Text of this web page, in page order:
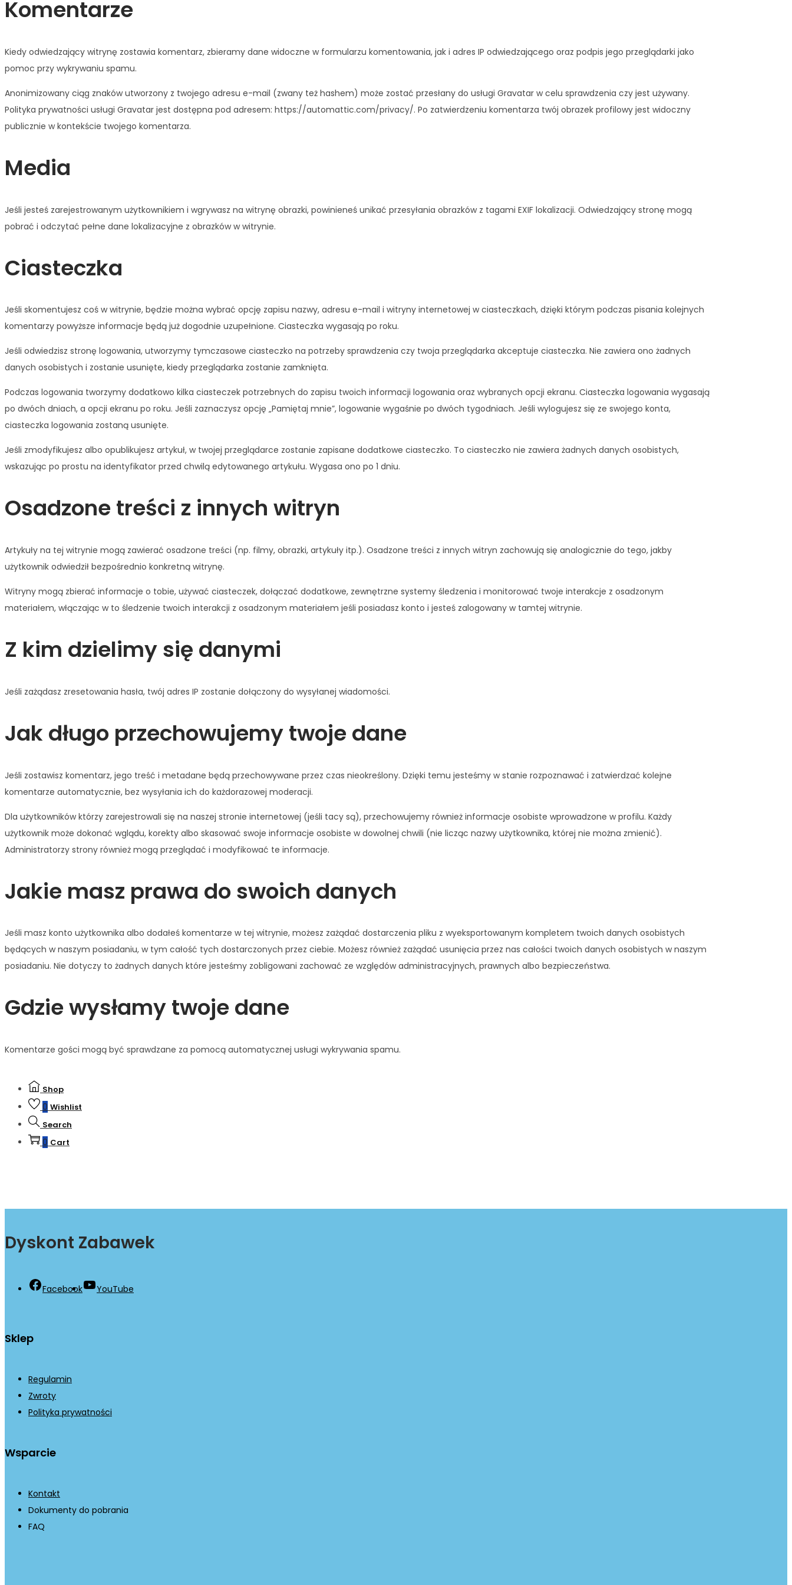
Komentarze
Kiedy odwiedzający witrynę zostawia komentarz, zbieramy dane widoczne w formularzu komentowania, jak i adres IP odwiedzającego oraz podpis jego przeglądarki jako
pomoc przy wykrywaniu spamu.
Anonimizowany ciąg znaków utworzony z twojego adresu e-mail (zwany też hashem) może zostać przesłany do usługi Gravatar w celu sprawdzenia czy jest używany.
Polityka prywatności usługi Gravatar jest dostępna pod adresem: https://automattic.com/privacy/. Po zatwierdzeniu komentarza twój obrazek profilowy jest widoczny
publicznie w kontekście twojego komentarza.
Media
Jeśli jesteś zarejestrowanym użytkownikiem i wgrywasz na witrynę obrazki, powinieneś unikać przesyłania obrazków z tagami EXIF lokalizacji. Odwiedzający stronę mogą
pobrać i odczytać pełne dane lokalizacyjne z obrazków w witrynie.
Ciasteczka
Jeśli skomentujesz coś w witrynie, będzie można wybrać opcję zapisu nazwy, adresu e-mail i witryny internetowej w ciasteczkach, dzięki którym podczas pisania kolejnych
komentarzy powyższe informacje będą już dogodnie uzupełnione. Ciasteczka wygasają po roku.
Jeśli odwiedzisz stronę logowania, utworzymy tymczasowe ciasteczko na potrzeby sprawdzenia czy twoja przeglądarka akceptuje ciasteczka. Nie zawiera ono żadnych
danych osobistych i zostanie usunięte, kiedy przeglądarka zostanie zamknięta.
Podczas logowania tworzymy dodatkowo kilka ciasteczek potrzebnych do zapisu twoich informacji logowania oraz wybranych opcji ekranu. Ciasteczka logowania wygasają
po dwóch dniach, a opcji ekranu po roku. Jeśli zaznaczysz opcję „Pamiętaj mnie”, logowanie wygaśnie po dwóch tygodniach. Jeśli wylogujesz się ze swojego konta,
ciasteczka logowania zostaną usunięte.
Jeśli zmodyfikujesz albo opublikujesz artykuł, w twojej przeglądarce zostanie zapisane dodatkowe ciasteczko. To ciasteczko nie zawiera żadnych danych osobistych,
wskazując po prostu na identyfikator przed chwilą edytowanego artykułu. Wygasa ono po 1 dniu.
Osadzone treści z innych witryn
Artykuły na tej witrynie mogą zawierać osadzone treści (np. filmy, obrazki, artykuły itp.). Osadzone treści z innych witryn zachowują się analogicznie do tego, jakby
użytkownik odwiedził bezpośrednio konkretną witrynę.
Witryny mogą zbierać informacje o tobie, używać ciasteczek, dołączać dodatkowe, zewnętrzne systemy śledzenia i monitorować twoje interakcje z osadzonym
materiałem, włączając w to śledzenie twoich interakcji z osadzonym materiałem jeśli posiadasz konto i jesteś zalogowany w tamtej witrynie.
Z kim dzielimy się danymi
Jeśli zażądasz zresetowania hasła, twój adres IP zostanie dołączony do wysyłanej wiadomości.
Jak długo przechowujemy twoje dane
Jeśli zostawisz komentarz, jego treść i metadane będą przechowywane przez czas nieokreślony. Dzięki temu jesteśmy w stanie rozpoznawać i zatwierdzać kolejne
komentarze automatycznie, bez wysyłania ich do każdorazowej moderacji.
Dla użytkowników którzy zarejestrowali się na naszej stronie internetowej (jeśli tacy są), przechowujemy również informacje osobiste wprowadzone w profilu. Każdy
użytkownik może dokonać wglądu, korekty albo skasować swoje informacje osobiste w dowolnej chwili (nie licząc nazwy użytkownika, której nie można zmienić).
Administratorzy strony również mogą przeglądać i modyfikować te informacje.
Jakie masz prawa do swoich danych
Jeśli masz konto użytkownika albo dodałeś komentarze w tej witrynie, możesz zażądać dostarczenia pliku z wyeksportowanym kompletem twoich danych osobistych
będących w naszym posiadaniu, w tym całość tych dostarczonych przez ciebie. Możesz również zażądać usunięcia przez nas całości twoich danych osobistych w naszym
posiadaniu. Nie dotyczy to żadnych danych które jesteśmy zobligowani zachować ze względów administracyjnych, prawnych albo bezpieczeństwa.
Gdzie wysłamy twoje dane
Komentarze gości mogą być sprawdzane za pomocą automatycznej usługi wykrywania spamu.
Shop
0 Wishlist
Search
0 Cart
Dyskont Zabawek
Facebook YouTube
Sklep
Regulamin
Zwroty
Polityka prywatności
Wsparcie
Kontakt
Dokumenty do pobrania
FAQ